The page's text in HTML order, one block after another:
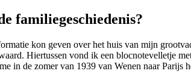
familiegeschiedenis?
kon geven over het huis van mijn
Hiertussen vond ik een blocnotevelletje
de zomer van 1939 van Wenen naar Parijs